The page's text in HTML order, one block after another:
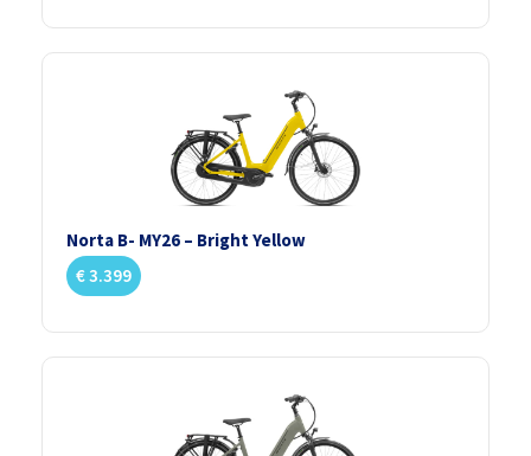
Norta B- MY26 – Bright Yellow
€3.399